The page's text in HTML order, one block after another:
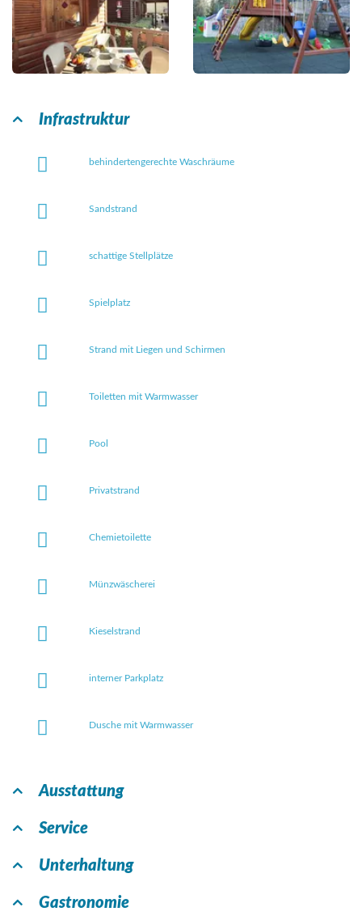
Infrastruktur
behindertengerechte Waschräume
Sandstrand
schattige Stellplätze
Spielplatz
Strand mit Liegen und Schirmen
Toiletten mit Warmwasser
Pool
Privatstrand
Chemietoilette
Münzwäscherei
Kieselstrand
interner Parkplatz
Dusche mit Warmwasser
Ausstattung
Service
Unterhaltung
Gastronomie